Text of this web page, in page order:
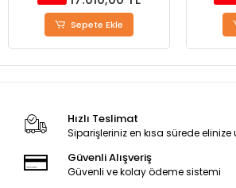
Sepete Ekle
Hızlı Teslimat
Siparişleriniz en kısa sürede elinize
Güvenli Alışveriş
Güvenli ve kolay ödeme sistemi